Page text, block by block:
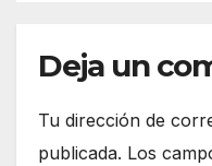
Deja un
Tu dirección de
publicada. Los